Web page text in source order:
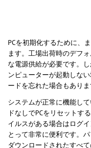
PCを初期化するために、
ます。工場出荷時のデフ
な電源供給が必要です。
ンピューターが起動しな
ードを忘れた場合もありま
システムが正常に機能し
ドなしでPCをリセットす
イルスがある場合はログ
とって非常に便利です。
ダウンロードされたすべ